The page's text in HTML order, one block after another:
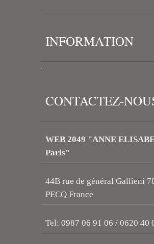
INFORMATION
.
CONTACTEZ-
WEB 2049 "ANNE
Paris"
44B rue de général Gallieni
PECQ France
Tel: 0987 06 91 06 / 0620 40